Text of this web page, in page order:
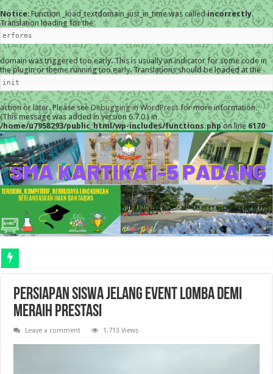
Notice: Function _load_textdomain_just_in_time was calledincorrectly.
Translation loading for the
erforms
domain was triggered too early. This is usually an indicator for some code in
the plugin or theme running too early. Translations should be loaded at the
init
action or later. Please seeDebugging in WordPressfor more information.
(This message was added in version 6.7.0.) in
/home/u7958293/public_html/wp-includes/functions.phpon line 6170
Persiapan Siswa Jelang Event Lomba Demi
Meraih Prestasi
Leave a comment 1,713 Views